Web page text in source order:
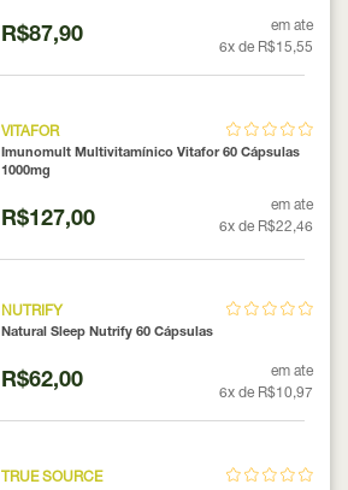
R$87,90
em ate
6x de R$15,55
VITAFOR
Imunomult Multivitamínico Vitafor 60 Cápsulas
1000mg
R$127,00
em ate
6x de R$22,46
NUTRIFY
Natural Sleep Nutrify 60 Cápsulas
R$62,00
em ate
6x de R$10,97
TRUE SOURCE